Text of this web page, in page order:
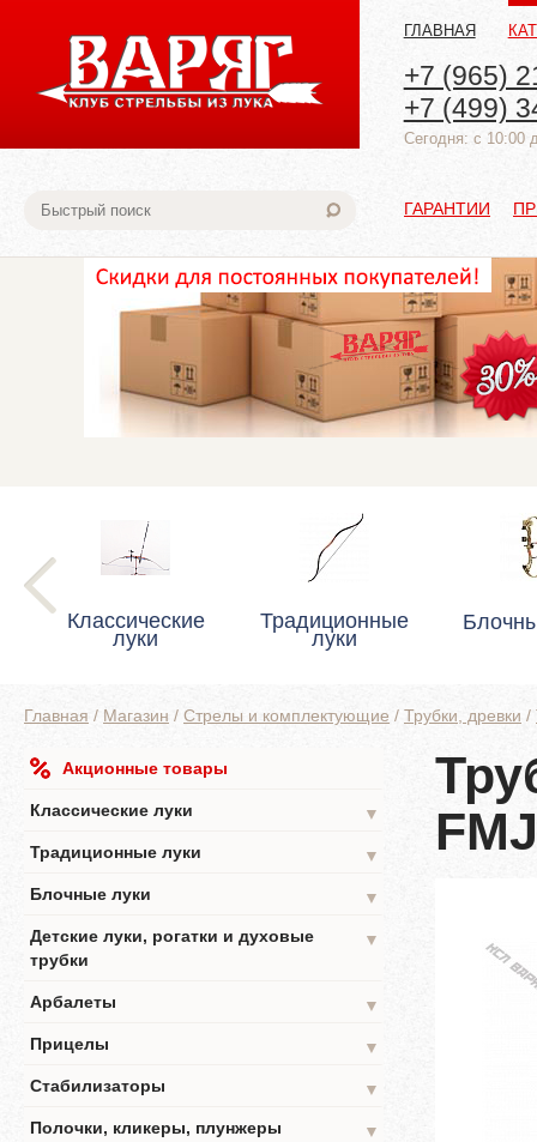
ГЛАВНАЯ
+7 (965)
+7 (499)
Cегодня: с 10:00
ГАРАНТИИ
Классические
луки
Традиционные
луки
Главная / Магазин / Стрелы и комплектующие / Трубки, древки /
Акционные товары
Классические луки
▼
Традиционные луки
▼
Блочные луки
▼
Детские луки, рогатки и духовые
трубки
▼
Арбалеты
▼
Прицелы
▼
Стабилизаторы
▼
Полочки, кликеры, плунжеры
▼
FMJ